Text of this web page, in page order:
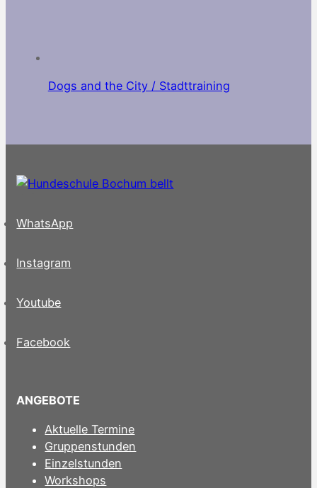
Dogs and the City / Stadttraining
WhatsApp
Instagram
Youtube
Facebook
ANGEBOTE
Aktuelle Termine
Gruppenstunden
Einzelstunden
Workshops